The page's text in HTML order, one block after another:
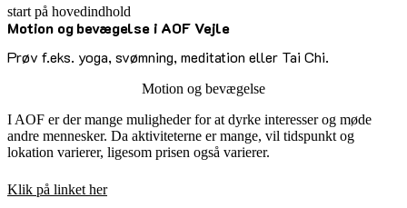
start på hovedindhold
Motion og bevægelse i AOF Vejle
Prøv f.eks. yoga, svømning, meditation eller Tai Chi.
senest opdateret 12. maj 2026
Motion og bevægelse
I AOF er der mange muligheder for at dyrke interesser og møde
andre mennesker. Da aktiviteterne er mange, vil tidspunkt og
lokation varierer, ligesom prisen også varierer.
Klik på linket her